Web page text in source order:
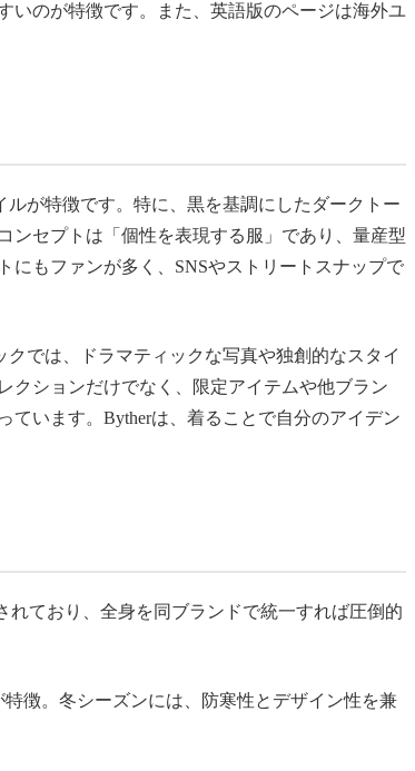
いのが特徴です。また、英語版のページは海外ユ
が特徴です。特に、黒を基調にしたダークトー
ンセプトは「個性を表現する服」であり、量産型
もファンが多く、SNSやストリートスナップで
では、ドラマティックな写真や独創的なスタイ
クションだけでなく、限定アイテムや他ブラン
ています。Bytherは、着ることで自分のアイデン
ており、全身を同ブランドで統一すれば圧倒的
徴。冬シーズンには、防寒性とデザイン性を兼